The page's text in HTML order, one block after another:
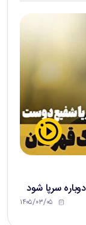
سرپا شود
۱۴۰۵/۰۳/۰۵